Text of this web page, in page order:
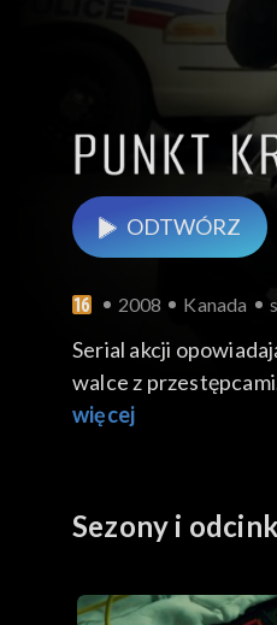
ODTWÓRZ
2008 Kanada
Serial akcji
walce z
więcej
Sezony i